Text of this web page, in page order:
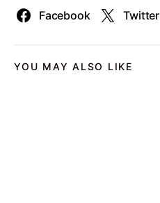
Facebook Twitter
YOU MAY ALSO LIKE